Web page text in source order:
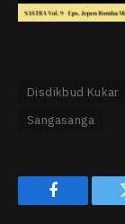
Disdikbud Kukar
Sangasanga
Facebook